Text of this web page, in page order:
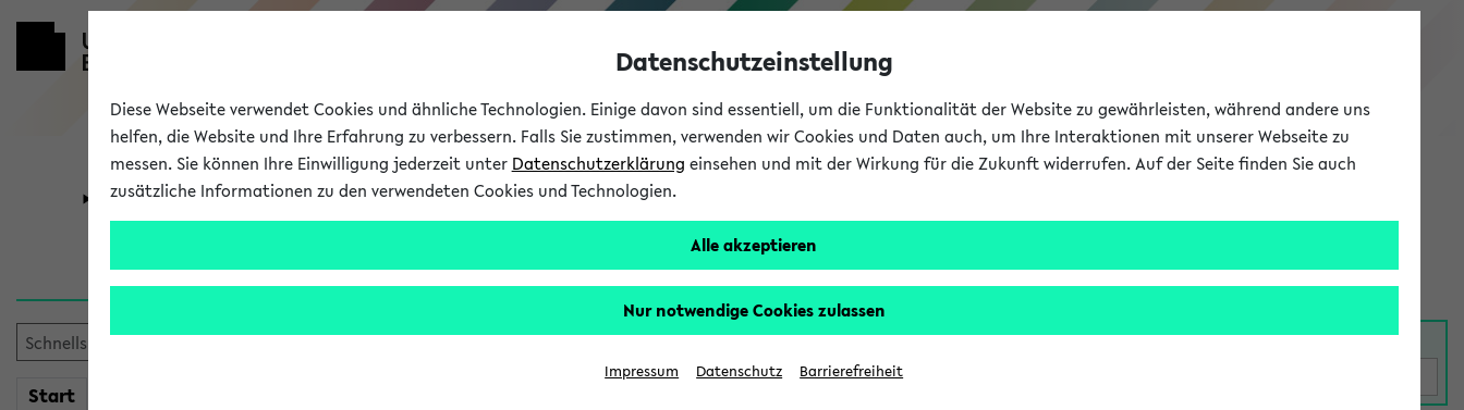
eKVV
Universität Forschung Studium
Start
Jetzt und in Kürze stattfindende Veranstaltungen
Zu viele Veranstaltungen?
Suche:
Datenschutzeinstellung
Diese Webseite verwendet Cookies und ähnliche Technologien. Einige davon sind essentiell, um die Funktionalität der Website zu gewährleisten, während andere uns
helfen, die Website und Ihre Erfahrung zu verbessern. Falls Sie zustimmen, verwenden wir Cookies und Daten auch, um Ihre Interaktionen mit unserer Webseite zu
messen. Sie können Ihre Einwilligung jederzeit unter Datenschutzerklärung einsehen und mit der Wirkung für die Zukunft widerrufen. Auf der Seite finden Sie auch
zusätzliche Informationen zu den verwendeten Cookies und Technologien.
Alle akzeptieren
Nur notwendige Cookies zulassen
Impressum Datenschutz Barrierefreiheit